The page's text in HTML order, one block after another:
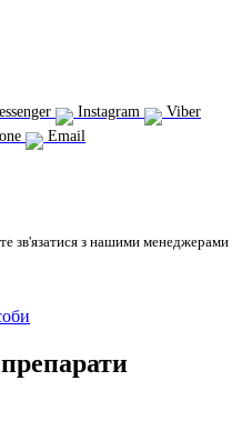
Instagram
Viber
Email
зв'язатися з нашими менеджерами